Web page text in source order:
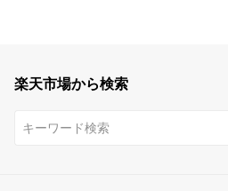
楽天市場から検索